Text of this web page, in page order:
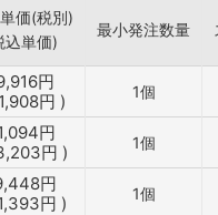
価(税別)
込単価)
最小発注数量
円
円 ) 1個
円
円 ) 1個
円
円 ) 1個